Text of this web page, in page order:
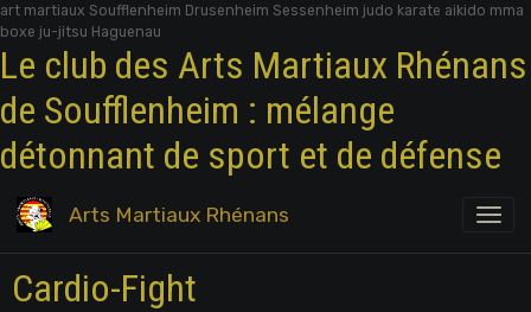
art martiaux Soufflenheim Drusenheim Sessenheim judo karate aikido mma
boxe ju-jitsu Haguenau
Le club des Arts Martiaux Rhénans
de Soufflenheim : mélange
détonnant de sport et de défense
Arts Martiaux Rhénans
Cardio-Fight